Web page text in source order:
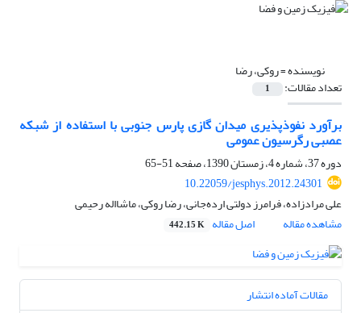
نویسنده =روکی، رضا
تعداد مقالات: 1
برآورد نفوذپذیری میدان گازی پارس جنوبی با استفاده از شبکه
عصبی رگرسیون عمومی
دوره 37، شماره 4، زمستان 1390، صفحه
51-65
10.22059/jesphys.2012.24301
علی مرادزاده، فرامرز دولتی ارده‌‌جانی، رضا روکی، ماشااله رحیمی
مشاهده مقاله
اصل مقاله 442.15 K
مقالات آماده انتشار